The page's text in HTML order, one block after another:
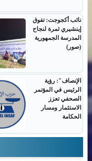
نائب أكجوجت: تفوق
إينشيري ثمرة لنجاح
المدرسة الجمهورية
(صور)
الإنصاف": رؤية
الرئيس في المؤتمر
الصحفي تعزز
الاستثمار ومسار
الحكامة